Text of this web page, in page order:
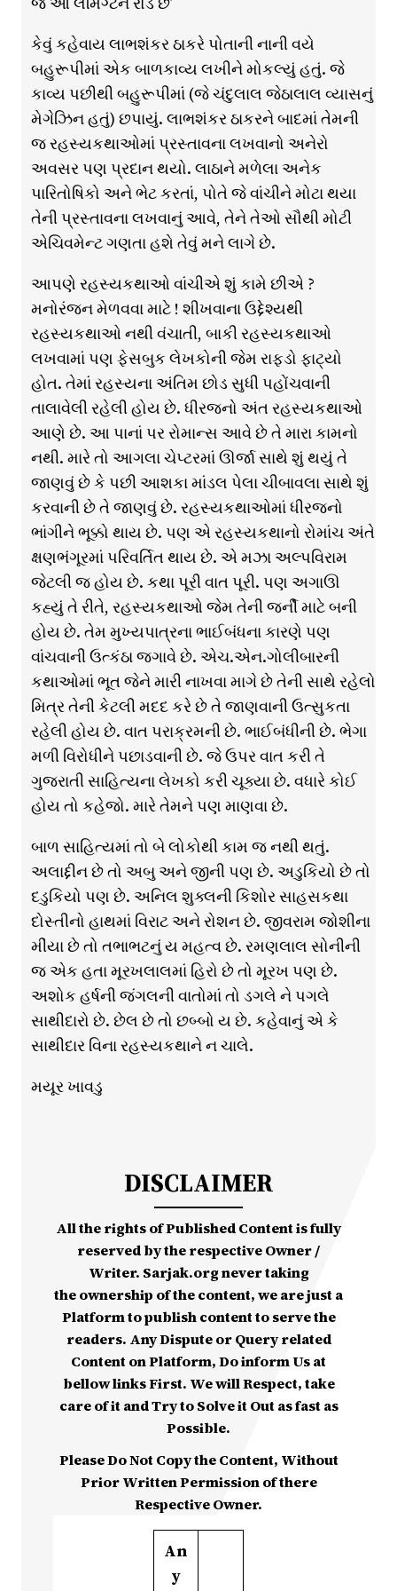
કેવું કહેવાય લાભશંકર ઠાકરે પોતાની નાની વયે
બહુરૂપીમાં એક બાળકાવ્ય લખીને મોકલ્યું હતું. જે
કાવ્ય પછીથી બહુરૂપીમાં (જે ચંદુલાલ જેઠાલાલ વ્યાસનું
મેગેઝિન હતું) છપાયું. લાભશંકર ઠાકરને બાદમાં તેમની
જ રહસ્યકથાઓમાં પ્રસ્તાવના લખવાનો અનેરો
અવસર પણ પ્રદાન થયો. લાઠાને મળેલા અનેક
પારિતોષિકો અને ભેટ કરતાં, પોતે જે વાંચીને મોટા થયા
તેની પ્રસ્તાવના લખવાનું આવે, તેને તેઓ સૌથી મોટી
એચિવમેન્ટ ગણતા હશે તેવું મને લાગે છે.
આપણે રહસ્યકથાઓ વાંચીએ શું કામે છીએ ?
મનોરંજન મેળવવા માટે ! શીખવાના ઉદ્દેશ્યથી
રહસ્યકથાઓ નથી વંચાતી, બાકી રહસ્યકથાઓ
લખવામાં પણ ફેસબુક લેખકોની જેમ રાફડો ફાટ્યો
હોત. તેમાં રહસ્યના અંતિમ છોડ સુધી પહોંચવાની
તાલાવેલી રહેલી હોય છે. ધીરજનો અંત રહસ્યકથાઓ
આણે છે. આ પાનાં પર રોમાન્સ આવે છે તે મારા કામનો
નથી. મારે તો આગલા ચેપ્ટરમાં ઊર્જા સાથે શું થયું તે
જાણવું છે કે પછી આશકા માંડલ પેલા ચીબાવલા સાથે શું
કરવાની છે તે જાણવું છે. રહસ્યકથાઓમાં ધીરજનો
ભાંગીને ભૂક્કો થાય છે. પણ એ રહસ્યકથાનો રોમાંચ અંતે
ક્ષણભંગૂરમાં પરિવર્તિત થાય છે. એ મઝા અલ્પવિરામ
જેટલી જ હોય છે. કથા પૂરી વાત પૂરી. પણ અગાઊ
કહ્યું તે રીતે, રહસ્યકથાઓ જેમ તેની જર્ની માટે બની
હોય છે. તેમ મુખ્યપાત્રના ભાઈબંધના કારણે પણ
વાંચવાની ઉત્કંઠા જગાવે છે. એચ.એન.ગોલીબારની
કથાઓમાં ભૂત જેને મારી નાખવા માગે છે તેની સાથે રહેલો
મિત્ર તેની કેટલી મદદ કરે છે તે જાણવાની ઉત્સુકતા
રહેલી હોય છે. વાત પરાક્રમની છે. ભાઈબંધીની છે. ભેગા
મળી વિરોધીને પછાડવાની છે. જે ઉપર વાત કરી તે
ગુજરાતી સાહિત્યના લેખકો કરી ચૂક્યા છે. વધારે કોઈ
હોય તો કહેજો. મારે તેમને પણ માણવા છે.
બાળ સાહિત્યમાં તો બે લોકોથી કામ જ નથી થતું.
અલાદ્દીન છે તો અબુ અને જીની પણ છે. અડુકિયો છે તો
દડુકિયો પણ છે. અનિલ શુક્લની કિશોર સાહસકથા
દોસ્તીનો હાથમાં વિરાટ અને રોશન છે. જીવરામ જોશીના
મીંયા છે તો તભાભટનું ય મહત્વ છે. રમણલાલ સોનીની
જ એક હતા મૂરખલાલમાં હિરો છે તો મૂરખ પણ છે.
અશોક હર્ષની જંગલની વાતોમાં તો ડગલે ને પગલે
સાથીદારો છે. છેલ છે તો છબ્બો ય છે. કહેવાનું એ કે
સાથીદાર વિના રહસ્યકથાને ન ચાલે.
મયૂર ખાવડુ
DISCLAIMER
All the rights of Published Content is fully
reserved by the respective Owner /
Writer. Sarjak.org never taking
the ownership of the content, we are just a
Platform to publish content to serve the
readers. Any Dispute or Query related
Content on Platform, Do inform Us at
bellow links First. We will Respect, take
care of it and Try to Solve it Out as fast as
Possible.
Please Do Not Copy the Content, Without
Prior Written Permission of there
Respective Owner.
An
y